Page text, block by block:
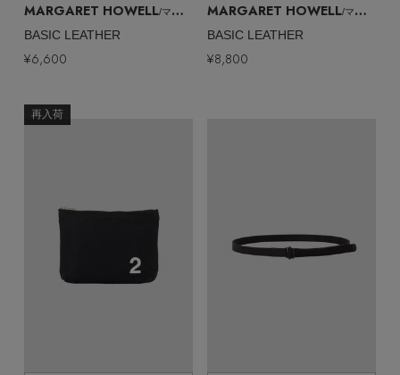
MARGARET HOWELL/マーガレット・ハウエル
BASIC LEATHER
¥6,600
MARGARET HOWELL/マーガレット・ハウエル
BASIC LEATHER
¥8,800
再入荷